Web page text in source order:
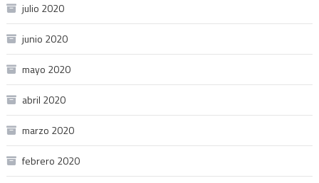
julio 2020
junio 2020
mayo 2020
abril 2020
marzo 2020
febrero 2020